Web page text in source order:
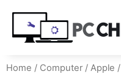
Home / Computer / Apple /